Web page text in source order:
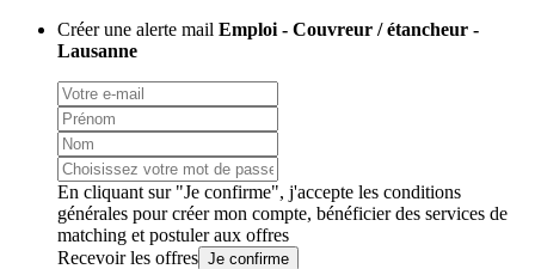
Créer une alerte mail Emploi - Couvreur / étancheur -
Lausanne
En cliquant sur "Je confirme", j'accepte les conditions
générales pour créer mon compte, bénéficier des services de
matching et postuler aux offres
Recevoir les offres Je confirme